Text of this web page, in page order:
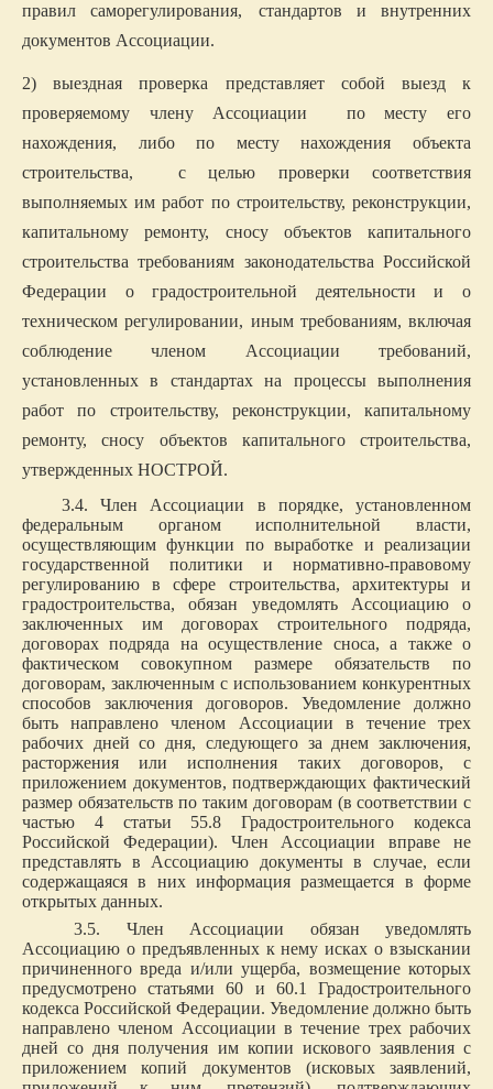
правил саморегулирования,
стандартов и внутренних
документов Ассоциации.
2) выездная проверка представляет собой выезд к
проверяемому члену Ассоциации по месту его
нахождения, либо по месту нахождения объекта
строительства, с целью проверки соответствия
выполняемых им работ по строительству, реконструкции,
капитальному ремонту, сносу объектов капитального
строительства требованиям законодательства Российской
Федерации о градостроительной деятельности и о
техническом регулировании, иным требованиям, включая
соблюдение членом Ассоциации требований,
установленных в стандартах на процессы выполнения
работ по строительству, реконструкции, капитальному
ремонту, сносу объектов капитального строительства,
утвержденных НОСТРОЙ.
3.4. Член Ассоциации в порядке, установленном
федеральным органом исполнительной власти,
осуществляющим функции по выработке и реализации
государственной политики и нормативно-правовому
регулированию в сфере строительства, архитектуры и
градостроительства, обязан уведомлять Ассоциацию о
заключенных им договорах строительного подряда,
договорах подряда на осуществление сноса, а также о
фактическом совокупном размере обязательств по
договорам, заключенным с использованием конкурентных
способов заключения договоров. Уведомление должно
быть направлено членом Ассоциации в течение трех
рабочих дней со дня, следующего за днем заключения,
расторжения или исполнения таких договоров, с
приложением документов, подтверждающих фактический
размер обязательств по таким договорам (в соответствии с
частью 4 статьи 55.8 Градостроительного кодекса
Российской Федерации). Член Ассоциации вправе не
представлять в Ассоциацию документы в случае, если
содержащаяся в них информация размещается в форме
открытых данных.
3.5. Член Ассоциации обязан уведомлять
Ассоциацию о предъявленных к нему исках о взыскании
причиненного вреда и/или ущерба, возмещение которых
предусмотрено статьями 60 и 60.1 Градостроительного
кодекса Российской Федерации. Уведомление должно быть
направлено членом Ассоциации в течение трех рабочих
дней со дня получения им копии искового заявления с
приложением копий документов (исковых заявлений,